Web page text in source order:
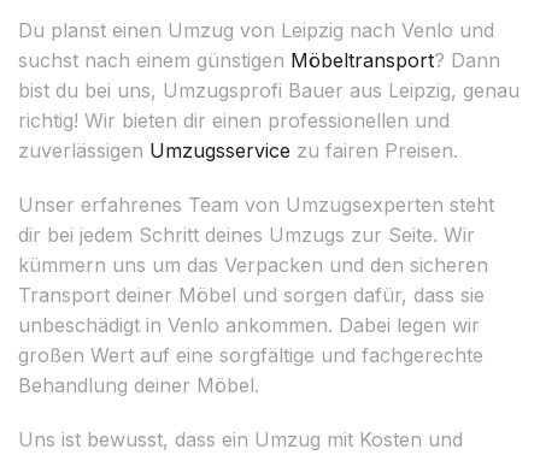
Du planst einen Umzug von Leipzig nach Venlo und
suchst nach einem günstigen Möbeltransport? Dann
bist du bei uns, Umzugsprofi Bauer aus Leipzig, genau
richtig! Wir bieten dir einen professionellen und
zuverlässigen Umzugsservice zu fairen Preisen.
Unser erfahrenes Team von Umzugsexperten steht
dir bei jedem Schritt deines Umzugs zur Seite. Wir
kümmern uns um das Verpacken und den sicheren
Transport deiner Möbel und sorgen dafür, dass sie
unbeschädigt in Venlo ankommen. Dabei legen wir
großen Wert auf eine sorgfältige und fachgerechte
Behandlung deiner Möbel.
Uns ist bewusst, dass ein Umzug mit Kosten und